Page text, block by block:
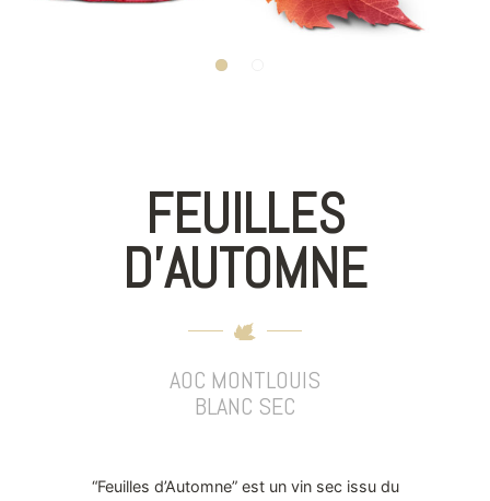
FEUILLES
D'AUTOMNE
AOC MONTLOUIS
BLANC SEC
“Feuilles d’Automne” est un vin sec issu du